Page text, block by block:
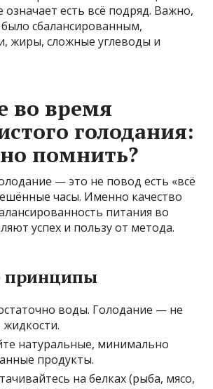
есть всё подряд. Важно,
сбалансированным,
жиры, сложные углеводы и
во время
голодания:
помнить?
— это не повод есть «всё
часы. Именно качество
питания во
успех и пользу от метода.
принципы
воды. Голодание — не
жидкости.
натуральные, минимально
продукты.
на белках (рыба, мясо,